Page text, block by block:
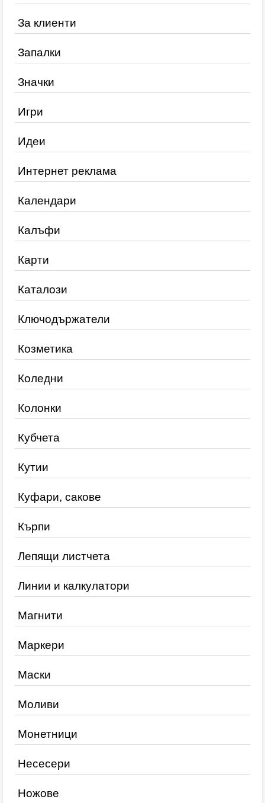
За клиенти
Запалки
Значки
Игри
Идеи
Интернет реклама
Календари
Калъфи
Карти
Каталози
Ключодържатели
Козметика
Коледни
Колонки
Кубчета
Кутии
Куфари, сакове
Кърпи
Лепящи листчета
Линии и калкулатори
Магнити
Маркери
Маски
Моливи
Монетници
Несесери
Ножове